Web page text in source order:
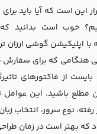
این است که آیا باید
خوب است بدانید
با اپلیکیشن گوشی ارزان
هنگامی که برای
از فاکتورهای
مطلع باشید. این عوامل
نوع سرور، انتخاب
بهتر است در زمان